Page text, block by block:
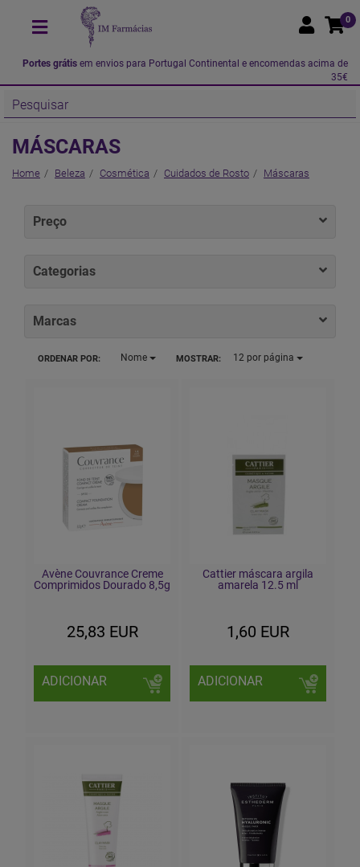
0
Portes grátis em envios para Portugal Continental e encomendas acima de
35€
MÁSCARAS
Home Beleza Cosmética Cuidados de Rosto Máscaras
Preço
Categorias
Marcas
ORDENAR POR: Nome MOSTRAR: 12por página
Avène Couvrance Creme
Comprimidos Dourado 8,5g
25,83 EUR
ADICIONAR
Cattier máscara argila
amarela 12.5 ml
1,60 EUR
ADICIONAR